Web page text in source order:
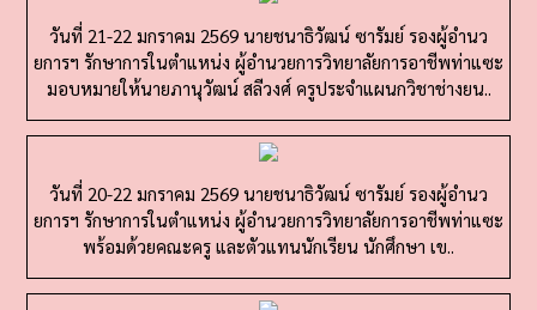
วันที่ 21-22 มกราคม 2569 นายชนาธิวัฒน์ ซารัมย์ รองผู้อำนว
ยการฯ รักษาการในตำแหน่ง ผู้อำนวยการวิทยาลัยการอาชีพท่าแซะ
มอบหมายให้นายภานุวัฒน์ สลีวงศ์ ครูประจำแผนกวิชาช่างยน..
วันที่ 20-22 มกราคม 2569 นายชนาธิวัฒน์ ซารัมย์ รองผู้อำนว
ยการฯ รักษาการในตำแหน่ง ผู้อำนวยการวิทยาลัยการอาชีพท่าแซะ
พร้อมด้วยคณะครู และตัวแทนนักเรียน นักศึกษา เข..